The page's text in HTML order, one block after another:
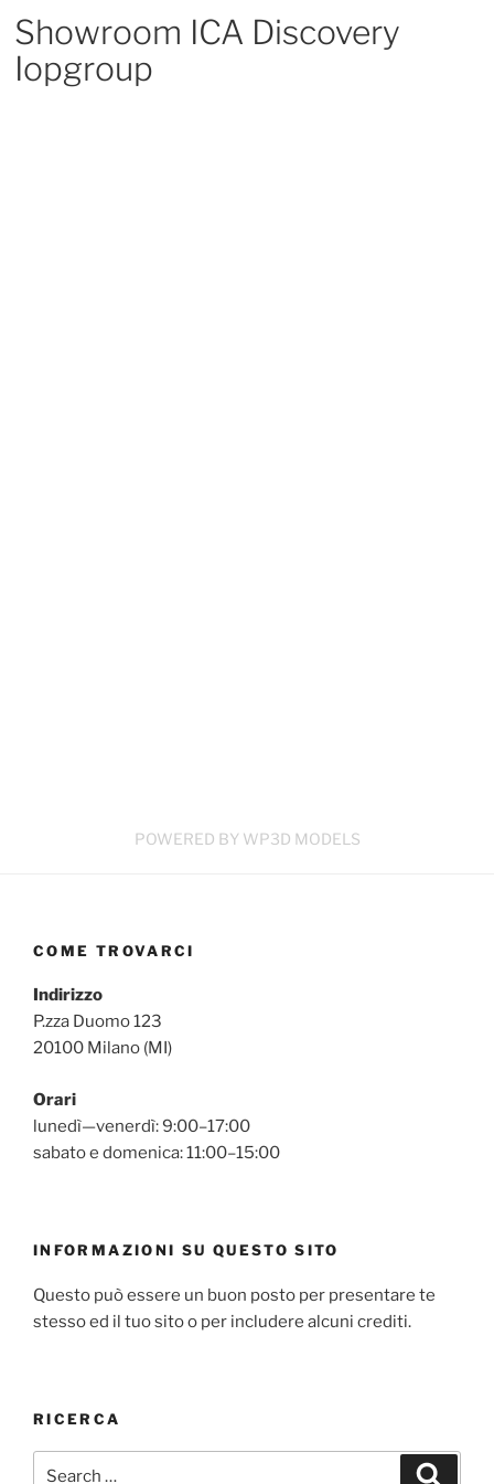
Showroom ICA Discovery
Iopgroup
POWERED BY WP3D MODELS
COME TROVARCI
Indirizzo
P.zza Duomo 123
20100 Milano (MI)
Orari
lunedì—venerdì: 9:00–17:00
sabato e domenica: 11:00–15:00
INFORMAZIONI SU QUESTO SITO
Questo può essere un buon posto per presentare te
stesso ed il tuo sito o per includere alcuni crediti.
RICERCA